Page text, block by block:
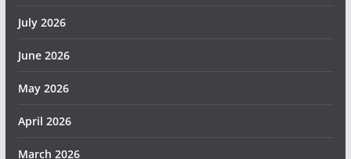
July 2026
June 2026
May 2026
April 2026
March 2026